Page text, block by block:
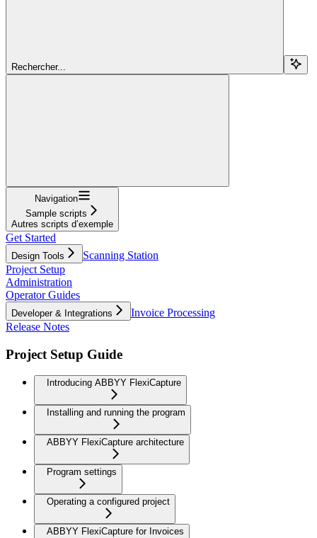
Rechercher...
Navigation
Sample scripts
Autres scripts d’exemple
Get Started
Design Tools
Scanning Station
Project Setup
Administration
Operator Guides
Developer & Integrations
Invoice Processing
Release Notes
Project Setup Guide
Introducing ABBYY FlexiCapture
Installing and running the program
ABBYY FlexiCapture architecture
Program settings
Operating a configured project
ABBYY FlexiCapture for Invoices